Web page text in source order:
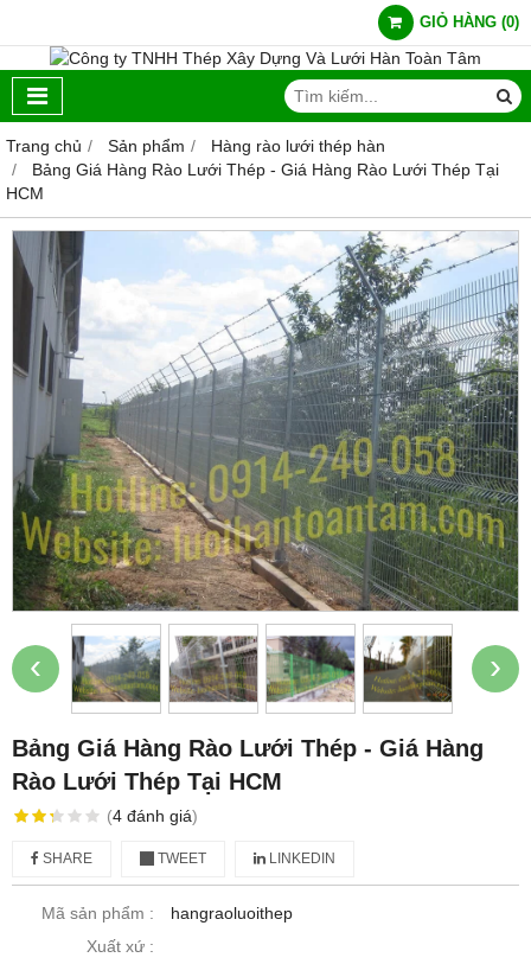
GIỎ HÀNG (0)
Trang chủ Sản phẩm
Hàng rào lưới thép hàn
Bảng Giá Hàng Rào Lưới Thép - Giá Hàng Rào Lưới Thép Tại
HCM
‹ ›
Bảng Giá Hàng Rào Lưới Thép - Giá Hàng
Rào Lưới Thép Tại HCM
(4 đánh giá)
SHARE TWEET LINKEDIN
Mã sản phẩm :
hangraoluoithep
Xuất xứ :